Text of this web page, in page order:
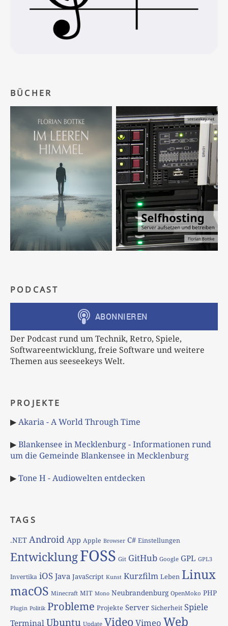
BÜCHER
PODCAST
Der Podcast rund um Technik, Retro, Spiele,
Softwareentwicklung, freie Software und weitere
Themen aus seeseekeys Welt.
PROJEKTE
▶Akaria - A World Through Time
▶Blankensee in Mecklenburg - Informationen rund
um die Gemeinde Blankensee in Mecklenburg
▶Tone H - Audiowelten entdecken
TAGS
.NET Android App Apple Browser C# Einstellungen
EntwicklungFOSS Git GitHub Google GPL GPL3
Invertika iOS Java JavaScript Kunst Kurzfilm Leben Linux
macOS Minecraft MIT Mono Neubrandenburg OpenMoko PHP
Plugin Politik Probleme Projekte Server Sicherheit Spiele
TerminalUbuntu Update VideoVimeo Web